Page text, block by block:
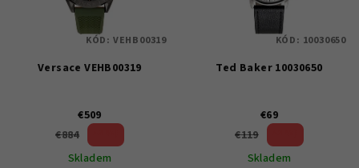
Versace VEHB00319
€509
€884
Skladem
KÓD: VEHB00319
Ted Baker 10030650
€69
€119
Skladem
KÓD: 10030650